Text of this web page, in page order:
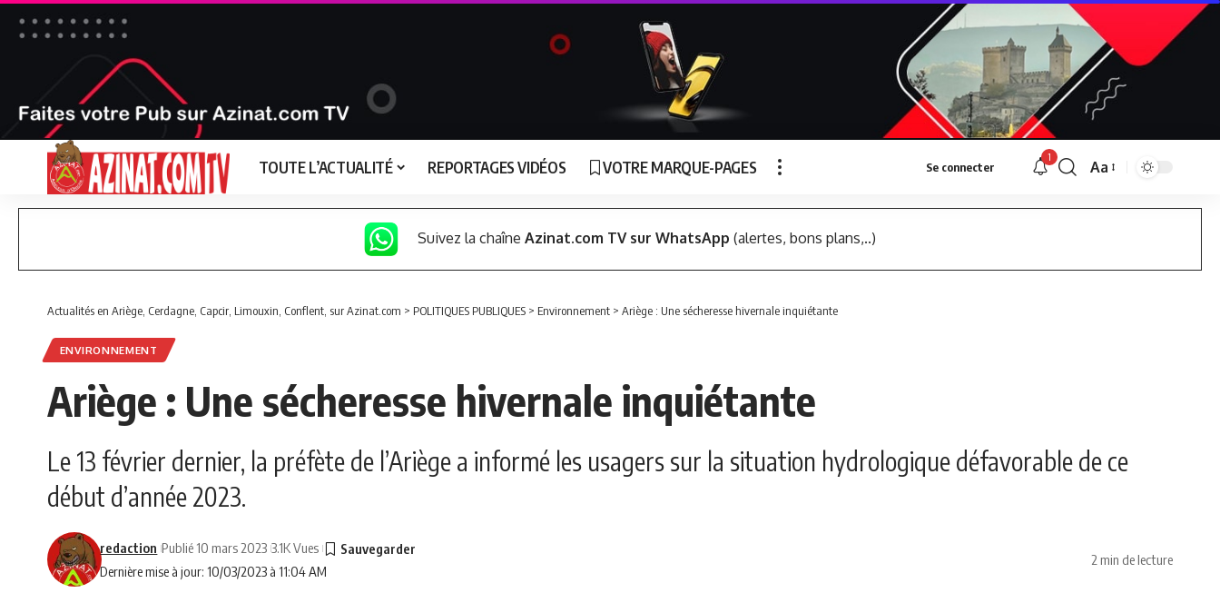
TOUTE L’ACTUALITÉ REPORTAGES VIDÉOS VOTRE MARQUE-PAGES Se connecter
1
Font
Aa
Suivez la chaîne Azinat.com TV sur WhatsApp (alertes, bons plans,..)
Actualités en Ariège, Cerdagne, Capcir, Limouxin, Conflent, sur Azinat.com > POLITIQUES PUBLIQUES > Environnement > Ariège : Une sécheresse hivernale inquiétante
ENVIRONNEMENT
Ariège : Une sécheresse hivernale inquiétante
Le 13 février dernier, la préfète de l’Ariège a informé les usagers sur la situation hydrologique défavorable de ce
début d’année 2023.
Dernière mise à jour: 10/03/2023 à 11:04 AM
redaction Publié 10 mars 2023 3.1K Vues
2 min de lecture